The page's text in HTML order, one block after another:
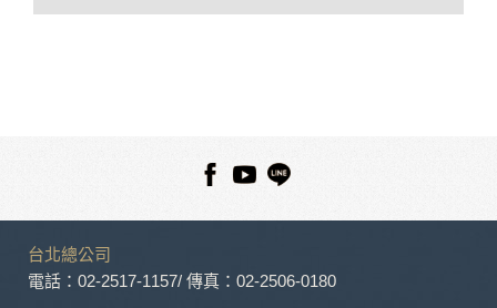
資料的蒐集與使用方式:
錄等，做為我們增進網站服務的參考依據，此記錄為內部應
外，我們會視需要公佈統計數據及說明文字，但不涉及特定個
人之資料。
台北總公司
電話：02-2517-1157/ 傳真：02-2506-0180